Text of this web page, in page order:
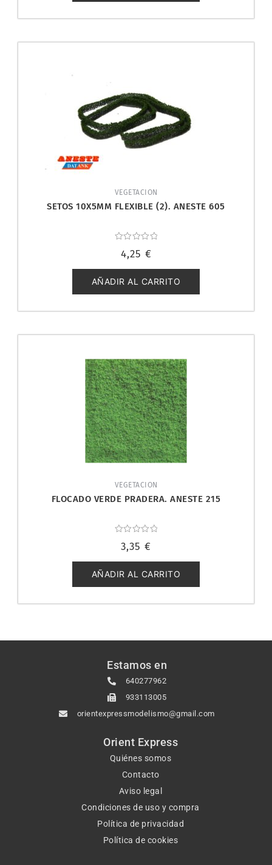
VEGETACION
SETOS 10X5MM FLEXIBLE (2). ANESTE 605
con
de
5
4,25 €
AÑADIR AL CARRITO
VEGETACION
FLOCADO VERDE PRADERA. ANESTE 215
con
de
5
3,35 €
AÑADIR AL CARRITO
Estamos en
640277962
933113005
orientexpressmodelismo@gmail.com
Orient Express
Quiénes somos
Contacto
Aviso legal
Condiciones de uso y compra
Política de privacidad
Política de cookies